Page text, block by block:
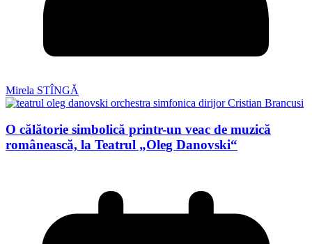
Mirela STÎNGĂ
O călătorie simbolică printr-un veac de muzică
românească, la Teatrul „Oleg Danovski“